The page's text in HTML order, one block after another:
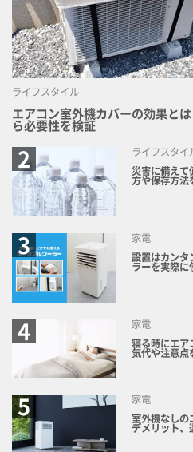
ライフスタイル
エアコン室外機カバーの効果と
ら必要性を検証
ライフスタイ
災害に備えて
方や保存方法
家電
設置はカンタ
ラーを実際に
家電
寝る時にエア
気代や注意点
家電
室外機なしの
デメリット、